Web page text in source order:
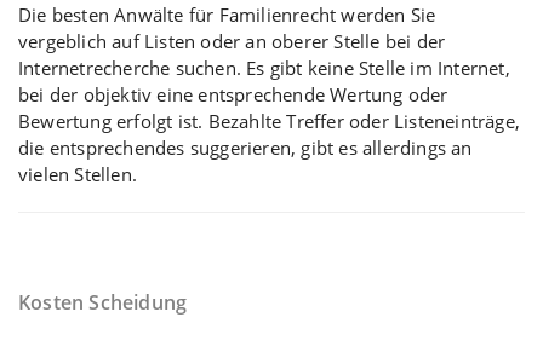
Die besten Anwälte für Familienrecht werden Sie
vergeblich auf Listen oder an oberer Stelle bei der
Internetrecherche suchen. Es gibt keine Stelle im Internet,
bei der objektiv eine entsprechende Wertung oder
Bewertung erfolgt ist. Bezahlte Treffer oder Listeneinträge,
die entsprechendes suggerieren, gibt es allerdings an
vielen Stellen.
Kosten Scheidung